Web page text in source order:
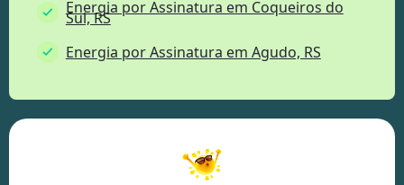
Energia por Assinatura em Coqueiros do
Sul, RS
Energia por Assinatura em Agudo, RS